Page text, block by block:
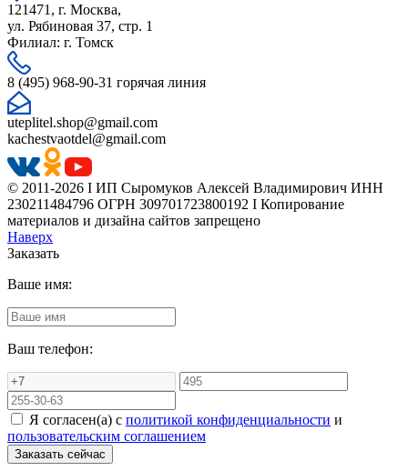
121471, г. Москва,
ул. Рябиновая 37, стр. 1
Филиал: г. Томск
8 (495) 968-90-31 горячая линия
uteplitel.shop@gmail.com
kachestvaotdel@gmail.com
© 2011-2026 I ИП Сыромуков Алексей Владимирович ИНН
230211484796 ОГРН 309701723800192 I Копирование
материалов и дизайна сайтов запрещено
Наверх
Заказать
Ваше имя:
Ваш телефон:
Я согласен(а) с политикой конфиденциальности и
пользовательским соглашением